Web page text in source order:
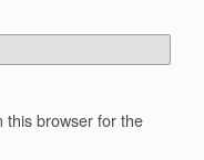
this browser for the